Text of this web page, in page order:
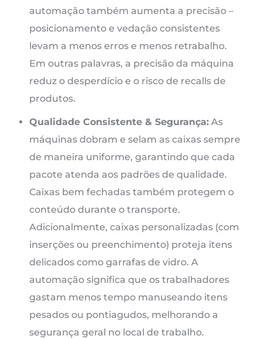
automação também aumenta a precisão –
posicionamento e vedação consistentes
levam a menos erros e menos retrabalho.
Em outras palavras, a precisão da máquina
reduz o desperdício e o risco de recalls de
produtos.
Qualidade Consistente & Segurança: As
máquinas dobram e selam as caixas sempre
de maneira uniforme, garantindo que cada
pacote atenda aos padrões de qualidade.
Caixas bem fechadas também protegem o
conteúdo durante o transporte.
Adicionalmente, caixas personalizadas (com
inserções ou preenchimento) proteja itens
delicados como garrafas de vidro. A
automação significa que os trabalhadores
gastam menos tempo manuseando itens
pesados ​​ou pontiagudos, melhorando a
segurança geral no local de trabalho.